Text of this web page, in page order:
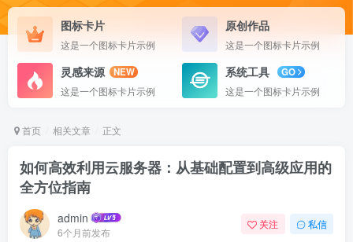
图标卡片
这是一个图标卡片示例
原创作品
这是一个图标卡片示例
灵感来源
NEW
这是一个图标卡片示例
系统工具
GO
这是一个图标卡片示例
首页 相关文章 正文
如何高效利用云服务器：从基础配置到高级应用的
全方位指南
admin
6个月前发布
关注 私信